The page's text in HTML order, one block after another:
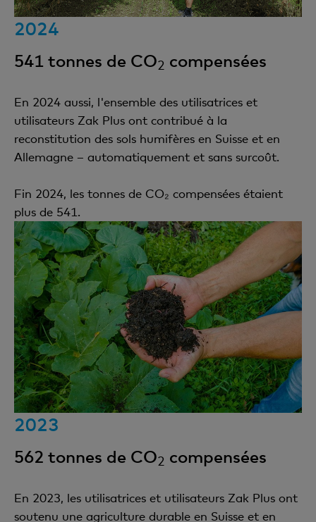
2024
541 tonnes de CO2 compensées
En 2024 aussi, l'ensemble des utilisatrices et
utilisateurs Zak Plus ont contribué à la
reconstitution des sols humifères en Suisse et en
Allemagne – automatiquement et sans surcoût.
Fin 2024, les tonnes de CO₂ compensées étaient
plus de 541.
2023
562 tonnes de CO2 compensées
En 2023, les utilisatrices et utilisateurs Zak Plus ont
soutenu une agriculture durable en Suisse et en